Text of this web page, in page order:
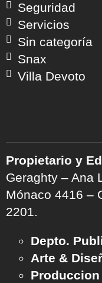
Seguridad
Servicios
Sin categoría
Snax
Villa Devoto
Propietario y
Geraghty – Ana
Mónaco 4416 –
2201.
Depto.
Arte &
Produccion